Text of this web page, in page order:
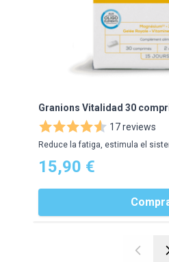
Granions Vitalidad 30
17 reviews
Reduce la fatiga, estimula el
15,90 €